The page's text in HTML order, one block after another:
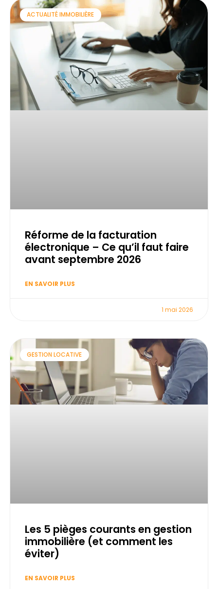
ACTUALITÉ IMMOBILIÈRE
Réforme de la facturation
électronique – Ce qu’il faut faire
avant septembre 2026
EN SAVOIR PLUS
1 mai 2026
GESTION LOCATIVE
Les 5 pièges courants en gestion
immobilière (et comment les
éviter)
EN SAVOIR PLUS